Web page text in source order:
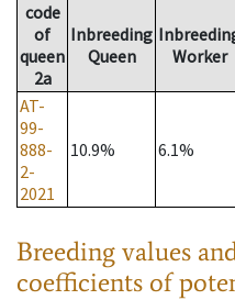
code
of
queen
2a
Inbreeding
Queen
Worker
AT-
99-
888-
2-
2021
10.9% 6.1%
Breeding values
coefficients of